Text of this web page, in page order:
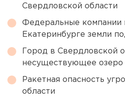
Свердловской области
Федеральные компании
Екатеринбурге земли
Город в Свердловской
несуществующее озеро
Ракетная опасность
области